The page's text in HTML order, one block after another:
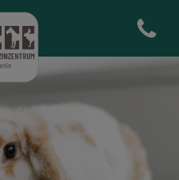
Homepage
Open